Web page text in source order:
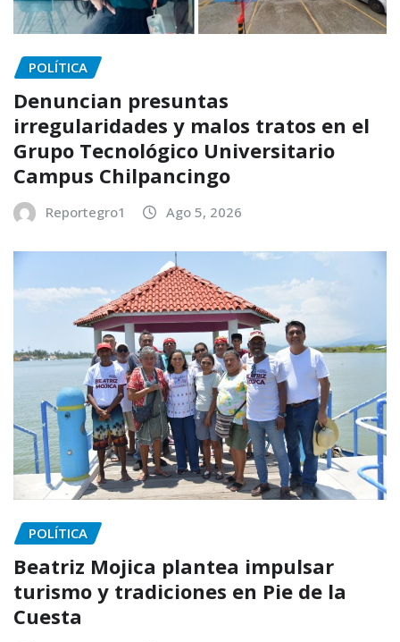
POLÍTICA
Denuncian presuntas
irregularidades y malos tratos en el
Grupo Tecnológico Universitario
Campus Chilpancingo
Reportegro1 Ago 5, 2026
POLÍTICA
Beatriz Mojica plantea impulsar
turismo y tradiciones en Pie de la
Cuesta